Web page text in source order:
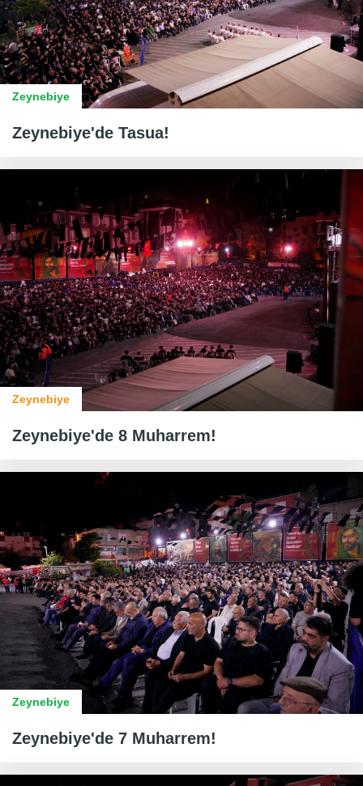
Zeynebiye
Zeynebiye'de Tasua!
Zeynebiye
Zeynebiye'de 8 Muharrem!
Zeynebiye
Zeynebiye'de 7 Muharrem!